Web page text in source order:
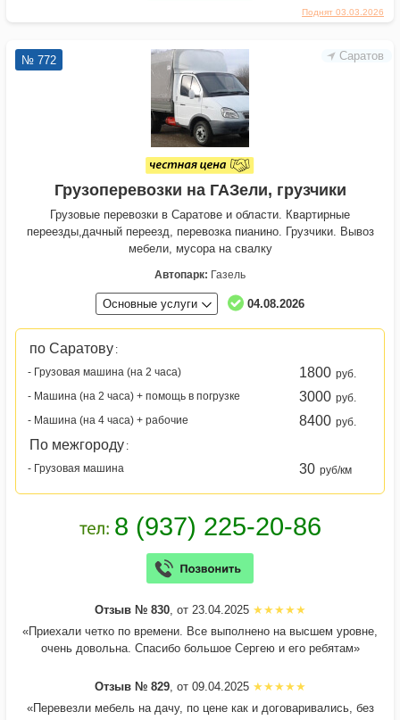
Поднят 03.03.2026
Саратов
№ 772
Грузоперевозки на ГАЗели, грузчики
Грузовые перевозки в Саратове и области. Квартирные
переезды,дачный переезд, перевозка пианино. Грузчики. Вывоз
мебели, мусора на свалку
Автопарк: Газель
Основные услуги 04.08.2026
по Саратову :
- Грузовая машина (на 2 часа)
1800 руб.
- Машина (на 2 часа) + помощь в погрузке
3000 руб.
- Машина (на 4 часа) + рабочие
8400 руб.
По межгороду :
- Грузовая машина
30 руб/км
Отзыв № 830, от 23.04.2025
«Приехали четко по времени. Все выполнено на высшем уровне,
очень довольна. Спасибо большое Сергею и его ребятам»
Отзыв № 829, от 09.04.2025
«Перевезли мебель на дачу, по цене как и договаривались, без